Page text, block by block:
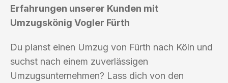
Erfahrungen unserer Kunden mit
Umzugskönig Vogler Fürth
Du planst einen Umzug von Fürth nach Köln und
suchst nach einem zuverlässigen
Umzugsunternehmen? Lass dich von den